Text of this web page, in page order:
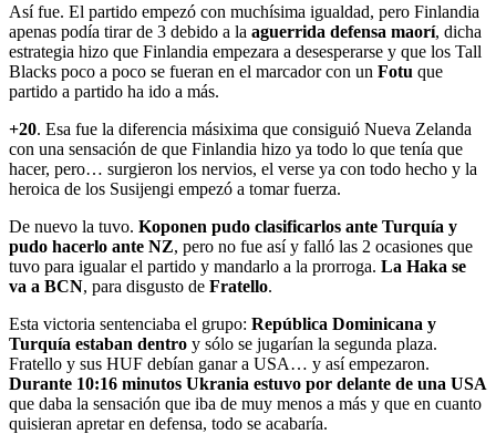
Así fue. El partido empezó con muchísima igualdad, pero Finlandia
apenas podía tirar de 3 debido a la aguerrida defensa maorí, dicha
estrategia hizo que Finlandia empezara a desesperarse y que los Tall
Blacks poco a poco se fueran en el marcador con un Fotu que
partido a partido ha ido a más.
+20. Esa fue la diferencia másixima que consiguió Nueva Zelanda
con una sensación de que Finlandia hizo ya todo lo que tenía que
hacer, pero… surgieron los nervios, el verse ya con todo hecho y la
heroica de los Susijengi empezó a tomar fuerza.
De nuevo la tuvo. Koponen pudo clasificarlos ante Turquía y
pudo hacerlo ante NZ, pero no fue así y falló las 2 ocasiones que
tuvo para igualar el partido y mandarlo a la prorroga. La Haka se
va a BCN, para disgusto de Fratello.
Esta victoria sentenciaba el grupo: República Dominicana y
Turquía estaban dentro y sólo se jugarían la segunda plaza.
Fratello y sus HUF debían ganar a USA… y así empezaron.
Durante 10:16 minutos Ukrania estuvo por delante de una USA
que daba la sensación que iba de muy menos a más y que en cuanto
quisieran apretar en defensa, todo se acabaría.